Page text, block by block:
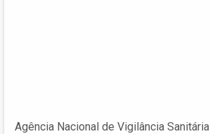
Agência Nacional de Vigilância Sanitária